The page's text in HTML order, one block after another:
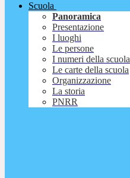
Scuola
Panoramica
Presentazione
I luoghi
Le persone
I numeri della scuola
Le carte della scuola
Organizzazione
La storia
PNRR